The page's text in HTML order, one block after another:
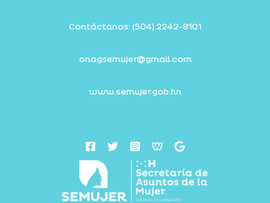
Contáctanos: (504) 2242-8101
onagsemujer@gmail.com
www.semujer.gob.hn